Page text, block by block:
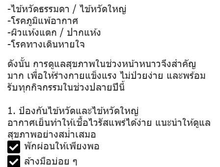
-ไข้หวัดธรรมดา / ไข้หวัดใหญ่
-โรคภูมิแพ้อากาศ
-ผิวแห้งแตก / ปากแห้ง
-โรคทางเดินหายใจ
ดังนั้น การดูแลสุขภาพในช่วงหน้าหนาวจึงสำคัญ
มาก เพื่อให้ร่างกายแข็งแรง ไม่ป่วยง่าย และพร้อม
รับทุกกิจกรรมในช่วงปลายปีนี้
1. ป้องกันไข้หวัดและไข้หวัดใหญ่
อากาศเย็นทำให้เชื้อไวรัสแพร่ได้ง่าย แนะนำให้ดูแล
สุขภาพอย่างสม่ำเสมอ
พักผ่อนให้เพียงพอ
ล้างมือบ่อย ๆ